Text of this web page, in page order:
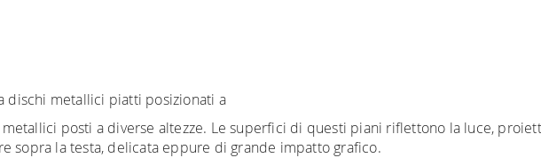
dischi metallici piatti posizionati a
posti a diverse altezze. Le superfici di questi piani riflettono la luce,
sopra la testa, delicata eppure di grande impatto grafico.